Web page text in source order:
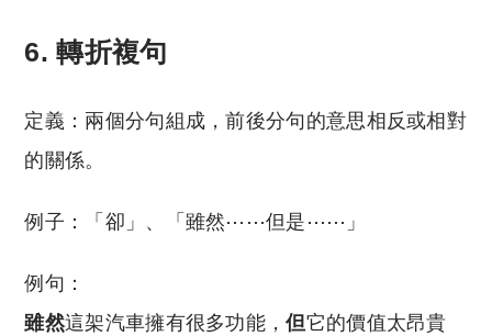
6. 轉折複句
定義：兩個分句組成，前後分句的意思相反或相對
的關係。
例子：「卻」、「雖然⋯⋯但是⋯⋯」
例句：
雖然這架汽車擁有很多功能，但它的價值太昂貴